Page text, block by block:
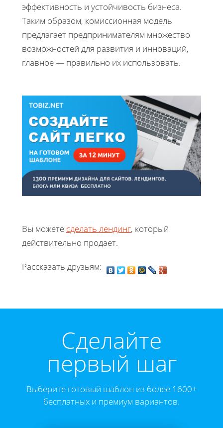
эффективность и устойчивость бизнеса.
Таким образом, комиссионная модель
предлагает предпринимателям множество
возможностей для развития и инноваций,
главное — правильно их использовать.
Вы можете сделать лендинг, который
действительно продает.
Рассказать друзьям:
Cделайте
первый шаг
Выберите готовый шаблон из более 1600+
бесплатных и премиум вариантов.